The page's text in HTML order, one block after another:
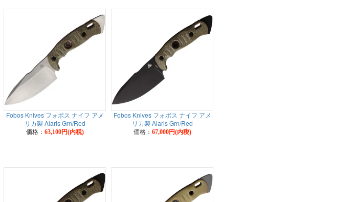
Fobos Knives フォボス ナイフ アメ
リカ製 Alaris Grn/Red
価格： 63,100円(内税)
Fobos Knives フォボス ナイフ アメ
リカ製 Alaris Grn/Red
価格： 67,000円(内税)